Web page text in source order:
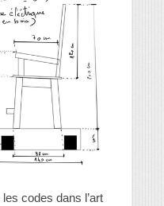
codes dans l’art